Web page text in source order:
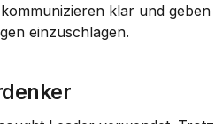
klar und
einzuschlagen.